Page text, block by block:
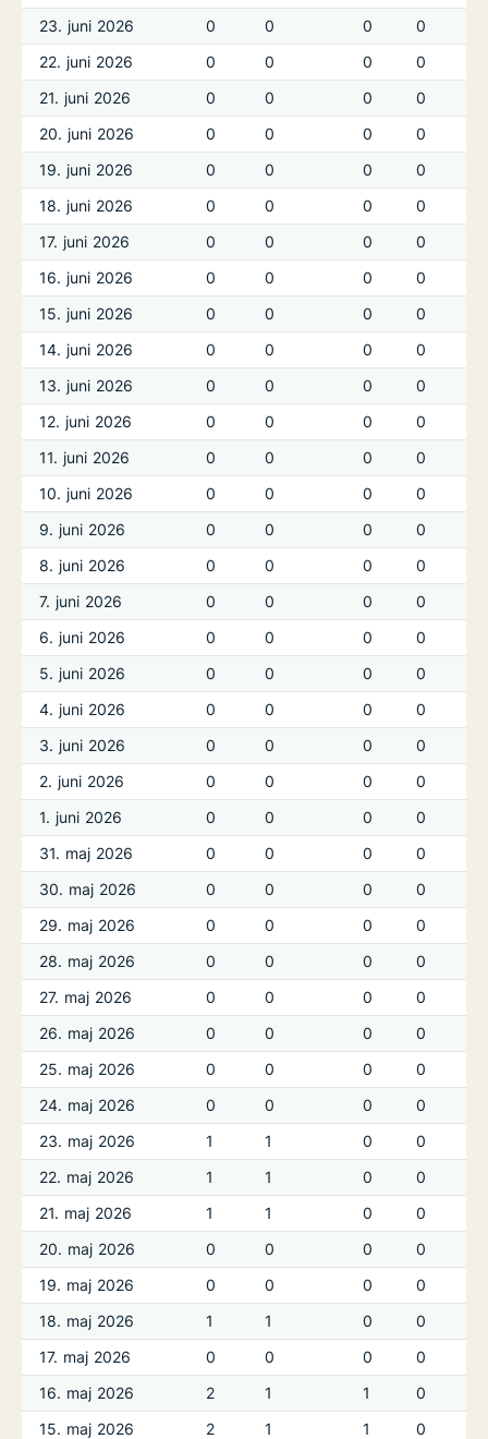
23. juni 2026 0 0 0
0
22. juni 2026
0 0 0
0
21. juni 2026
0 0 0
0
20. juni 2026
0 0 0
0
19. juni 2026
0 0 0
0
18. juni 2026
0 0 0
0
17. juni 2026
0 0 0
0
16. juni 2026
0 0 0
0
15. juni 2026
0 0 0
0
14. juni 2026
0 0 0
0
13. juni 2026
0 0 0
0
12. juni 2026
0 0 0
0
11. juni 2026
0 0 0
0
10. juni 2026
0 0 0
0
9. juni 2026
0 0 0
0
8. juni 2026
0 0 0
0
7. juni 2026
0 0 0
0
6. juni 2026
0 0 0
0
5. juni 2026
0 0 0
0
4. juni 2026
0 0 0
0
3. juni 2026
0 0 0
0
2. juni 2026
0 0 0
0
1. juni 2026
0 0 0
0
31. maj 2026
0 0 0
0
30. maj 2026
0 0 0
0
29. maj 2026
0 0 0
0
28. maj 2026
0 0 0
0
27. maj 2026
0 0 0
0
26. maj 2026
0 0 0
0
25. maj 2026
0 0 0
0
24. maj 2026
0 0 0
0
23. maj 2026
1 1 0
0
22. maj 2026
1 1 0
0
21. maj 2026
1 1 0
0
20. maj 2026
0 0 0
0
19. maj 2026
0 0 0
0
18. maj 2026
1 1 0
0
17. maj 2026
0 0 0
0
16. maj 2026
2 1 1
0
15. maj 2026
2 1 1
0